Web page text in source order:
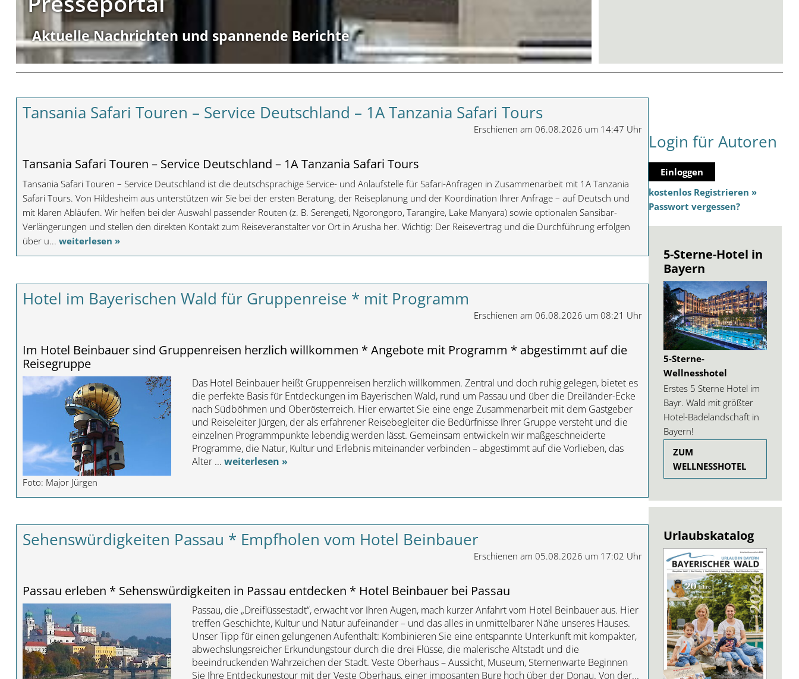
Aktuelle Nachrichten und spannende Berichte
Tansania Safari Touren – Service Deutschland – 1A Tanzania Safari Tours
Erschienen am 06.08.2026 um 14:47 Uhr
Tansania Safari Touren – Service Deutschland – 1A Tanzania Safari Tours
Tansania Safari Touren – Service Deutschland ist die deutschsprachige Service- und Anlaufstelle für Safari-Anfragen in Zusammenarbeit mit 1A Tanzania
Safari Tours. Von Hildesheim aus unterstützen wir Sie bei der ersten Beratung, der Reiseplanung und der Koordination Ihrer Anfrage – auf Deutsch und
mit klaren Abläufen. Wir helfen bei der Auswahl passender Routen (z. B. Serengeti, Ngorongoro, Tarangire, Lake Manyara) sowie optionalen Sansibar-
Verlängerungen und stellen den direkten Kontakt zum Reiseveranstalter vor Ort in Arusha her. Wichtig: Der Reisevertrag und die Durchführung erfolgen
über u... weiterlesen »
Hotel im Bayerischen Wald für Gruppenreise * mit Programm
Erschienen am 06.08.2026 um 08:21 Uhr
Im Hotel Beinbauer sind Gruppenreisen herzlich willkommen * Angebote mit Programm * abgestimmt auf die
Reisegruppe
Foto: Major Jürgen
Das Hotel Beinbauer heißt Gruppenreisen herzlich willkommen. Zentral und doch ruhig gelegen, bietet es
die perfekte Basis für Entdeckungen im Bayerischen Wald, rund um Passau und über die Dreiländer-Ecke
nach Südböhmen und Oberösterreich. Hier erwartet Sie eine enge Zusammenarbeit mit dem Gastgeber
und Reiseleiter Jürgen, der als erfahrener Reisebegleiter die Bedürfnisse Ihrer Gruppe versteht und die
einzelnen Programmpunkte lebendig werden lässt. Gemeinsam entwickeln wir maßgeschneiderte
Programme, die Natur, Kultur und Erlebnis miteinander verbinden – abgestimmt auf die Vorlieben, das
Alter ... weiterlesen »
Sehenswürdigkeiten Passau * Empfholen vom Hotel Beinbauer
Erschienen am 05.08.2026 um 17:02 Uhr
Passau erleben * Sehenswürdigkeiten in Passau entdecken * Hotel Beinbauer bei Passau
Passau, die „Dreiflüssestadt“, erwacht vor Ihren Augen, mach kurzer Anfahrt vom Hotel Beinbauer aus. Hier
treffen Geschichte, Kultur und Natur aufeinander – und das alles in unmittelbarer Nähe unseres Hauses.
Unser Tipp für einen gelungenen Aufenthalt: Kombinieren Sie eine entspannte Unterkunft mit kompakter,
abwechslungsreicher Erkundungstour durch die drei Flüsse, die malerische Altstadt und die
beeindruckenden Wahrzeichen der Stadt. Veste Oberhaus – Aussicht, Museum, Sternenwarte Beginnen
Sie Ihre Entdeckungstour mit der Veste Oberhaus, einer imposanten Burg hoch über der Donau. Von der...
Login für Autoren
Einloggen
kostenlos Registrieren »
Passwort vergessen?
5-Sterne-Hotel in
Bayern
5-Sterne-
Wellnesshotel
Erstes 5 Sterne Hotel im
Bayr. Wald mit größter
Hotel-Badelandschaft in
Bayern!
ZUM
WELLNESSHOTEL
Urlaubskatalog